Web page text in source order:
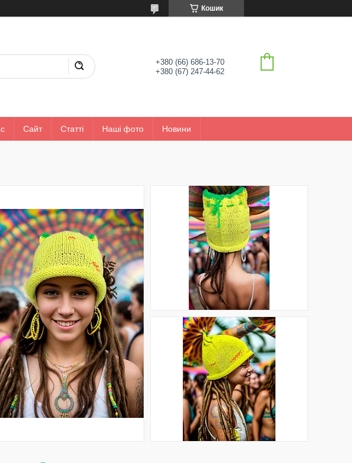
Кошик
+380 (66) 686-13-70
+380 (67) 247-44-62
Сайт Статті Наші фото Новини